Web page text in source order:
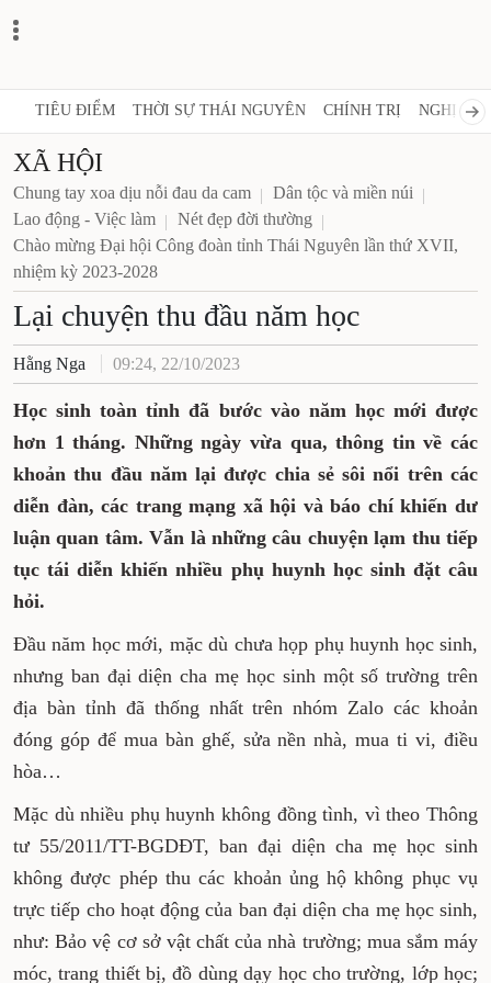
TIÊU ĐIỂM THỜI SỰ THÁI NGUYÊN CHÍNH TRỊ NGHỊ
XÃ HỘI
Chung tay xoa dịu nỗi đau da cam
Dân tộc và miền núi
Lao động - Việc làm
Nét đẹp đời thường
Chào mừng Đại hội Công đoàn tỉnh Thái Nguyên lần
thứ XVII, nhiệm kỳ 2023-2028
Lại chuyện thu đầu năm học
Hằng Nga 09:24, 22/10/2023
Học sinh toàn tỉnh đã bước vào năm học mới
được hơn 1 tháng. Những ngày vừa qua,
thông tin về các khoản thu đầu năm lại
được chia sẻ sôi nổi trên các diễn đàn, các
trang mạng xã hội và báo chí khiến dư luận
quan tâm. Vẫn là những câu chuyện lạm
học sinh đặt câu hỏi.
Đầu năm học mới, mặc dù chưa họp phụ huynh
học sinh, nhưng ban đại diện cha mẹ học sinh
một số trường trên địa bàn tỉnh đã thống nhất
bàn ghế, sửa nền nhà, mua ti vi, điều hòa…
Mặc dù nhiều phụ huynh không đồng tình, vì
theo Thông tư 55/2011/TT-BGDĐT, ban đại diện
cha mẹ học sinh không được phép thu các
khoản ủng hộ không phục vụ trực tiếp cho hoạt